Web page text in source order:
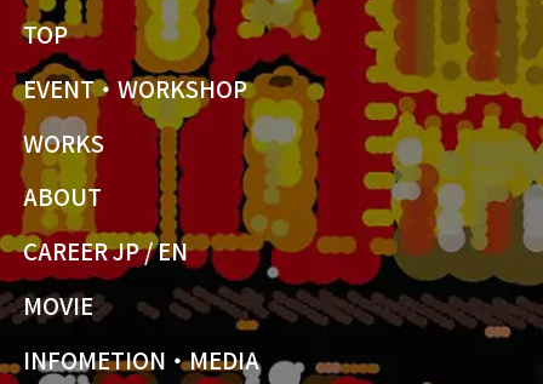
TOP
EVENT・WORKSHOP
WORKS
ABOUT
CAREER JP/EN
MOVIE
INFOMETION・MEDIA